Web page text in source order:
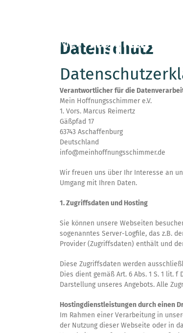
Datenschutz
Verantwortlicher für die
Mein Hoffnungsschimmer e.V.
1. Vors. Marcus Reimertz
Gäßpfad 17
63743 Aschaffenburg
Deutschland
info@meinhoffnungsschimmer.de
Wir freuen uns über Ihr Interesse an
Umgang mit Ihren Daten.
1. Zugriffsdaten und Hosting
Sie können unsere Webseiten
sogenanntes Server-Logfile, das z.B.
Provider (Zugriffsdaten) enthält und
Diese Zugriffsdaten werden
Dies dient gemäß Art. 6 Abs. 1 S. 1 lit.
Darstellung unseres Angebots. Alle
Hostingdienstleistungen durch einen
Im Rahmen einer Verarbeitung in
der Nutzung dieser Webseite oder in